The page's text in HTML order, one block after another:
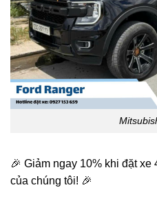
🎉 Giảm ngay 10% khi đặt
của chúng tôi! 🎉